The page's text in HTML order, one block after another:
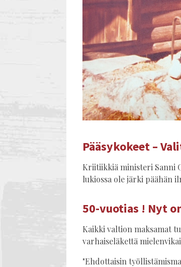
Pääsykokeet –
Kriitiikkiä ministeri Sanni
lukiossa ole järki päähän
50-vuotias ! Nyt
Kaikki valtion maksamat
varhaiseläkettä
"Ehdottaisin